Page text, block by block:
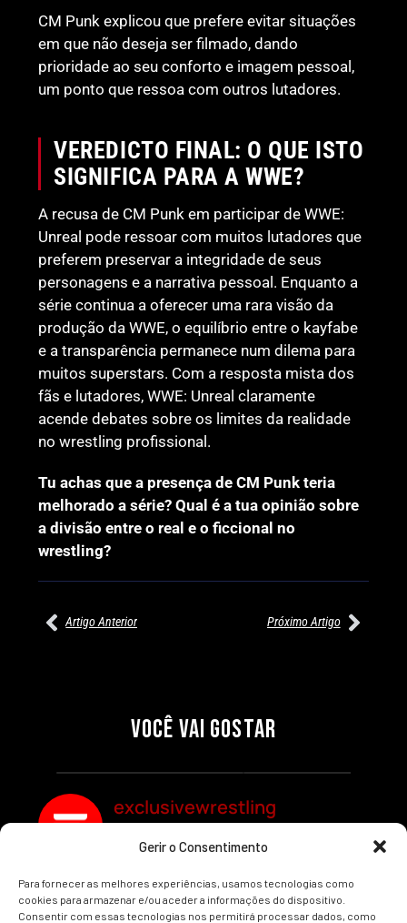
Gerir o Consentimento
Para fornecer as melhores experiências, usamos tecnologias como
cookies para armazenar e/ou aceder a informações do dispositivo.
Consentir com essas tecnologias nos permitirá processar dados, como
CM Punk explicou que prefere evitar situações
em que não deseja ser filmado, dando
prioridade ao seu conforto e imagem pessoal,
um ponto que ressoa com outros lutadores.
VEREDICTO FINAL: O QUE ISTO
SIGNIFICA PARA A WWE?
A recusa de CM Punk em participar de WWE:
Unreal pode ressoar com muitos lutadores que
preferem preservar a integridade de seus
personagens e a narrativa pessoal. Enquanto a
série continua a oferecer uma rara visão da
produção da WWE, o equilíbrio entre o kayfabe
e a transparência permanece num dilema para
muitos superstars. Com a resposta mista dos
fãs e lutadores, WWE: Unreal claramente
acende debates sobre os limites da realidade
no wrestling profissional.
Tu achas que a presença de CM Punk teria
melhorado a série? Qual é a tua opinião sobre
a divisão entre o real e o ficcional no
wrestling?
Artigo Anterior Próximo Artigo
VOCÊ VAI GOSTAR
SEGMENTOS A NÃO PERDER
Por exclusivewrestling
MUNDIAL FEMININO NA AEW
REDEMPTION
Por exclusivewrestling
exclusivewrestling
Ver mais Artigos